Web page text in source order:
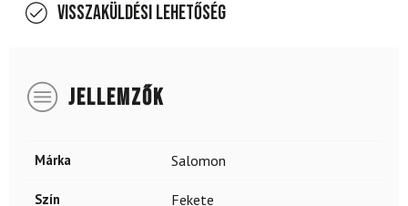
Visszaküldési lehetőség
JELLEMZŐK
Márka Salomon
Szín Fekete